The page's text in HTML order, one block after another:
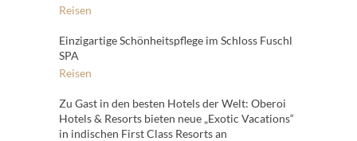
Reisen
Einzigartige Schönheitspflege im Schloss Fuschl
SPA
Reisen
Zu Gast in den besten Hotels der Welt: Oberoi
Hotels & Resorts bieten neue „Exotic Vacations“
in indischen First Class Resorts an